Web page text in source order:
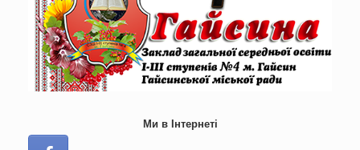
Ми в Інтернеті